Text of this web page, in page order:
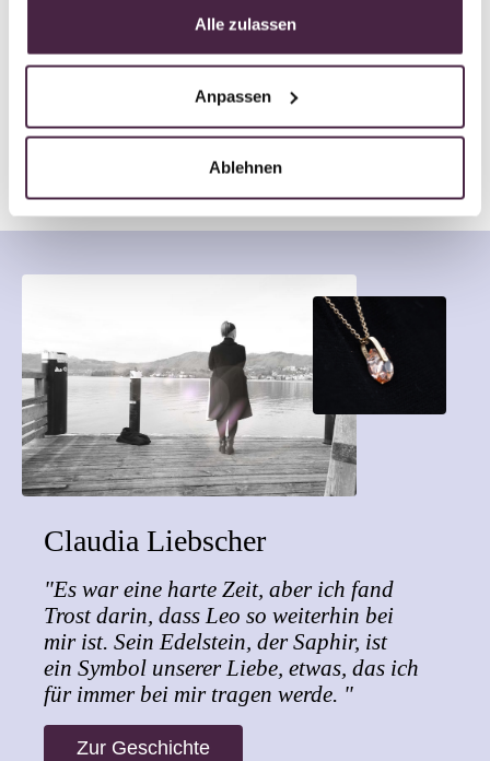
Alle zulassen
Anpassen
Ablehnen
In 8 Wochen zum
Erinnerungsstück mit Edelstein
Claudia Liebscher
"Es war eine harte Zeit, aber ich fand
Trost darin, dass Leo so weiterhin bei
mir ist. Sein Edelstein, der Saphir, ist
ein Symbol unserer Liebe, etwas, das ich
für immer bei mir tragen werde. "
Zur Geschichte